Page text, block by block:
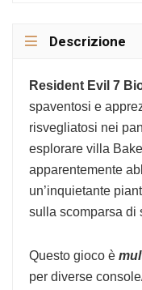
Descrizione
Resident Evil 7
spaventosi e
risvegliatosi nei
esplorare villa
apparentemente
un’inquietante
sulla scomparsa di
Questo gioco è
per diverse